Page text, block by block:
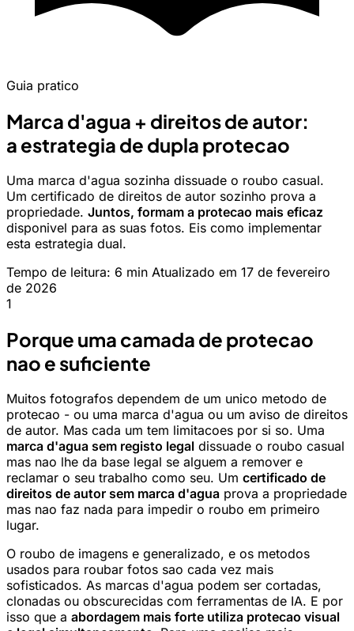
Guia pratico
Marca d'agua + direitos de autor:
a estrategia de dupla protecao
Uma marca d'agua sozinha dissuade o roubo casual.
Um certificado de direitos de autor sozinho prova a
propriedade. Juntos, formam a protecao mais eficaz
disponivel para as suas fotos. Eis como implementar
esta estrategia dual.
Tempo de leitura: 6 min Atualizado em 17 de fevereiro
de 2026
1
Porque uma camada de protecao
nao e suficiente
Muitos fotografos dependem de um unico metodo de
protecao - ou uma marca d'agua ou um aviso de direitos
de autor. Mas cada um tem limitacoes por si so. Uma
marca d'agua sem registo legal dissuade o roubo casual
mas nao lhe da base legal se alguem a remover e
reclamar o seu trabalho como seu. Um certificado de
direitos de autor sem marca d'agua prova a propriedade
mas nao faz nada para impedir o roubo em primeiro
lugar.
O roubo de imagens e generalizado, e os metodos
usados para roubar fotos sao cada vez mais
sofisticados. As marcas d'agua podem ser cortadas,
clonadas ou obscurecidas com ferramentas de IA. E por
isso que a abordagem mais forte utiliza protecao visual